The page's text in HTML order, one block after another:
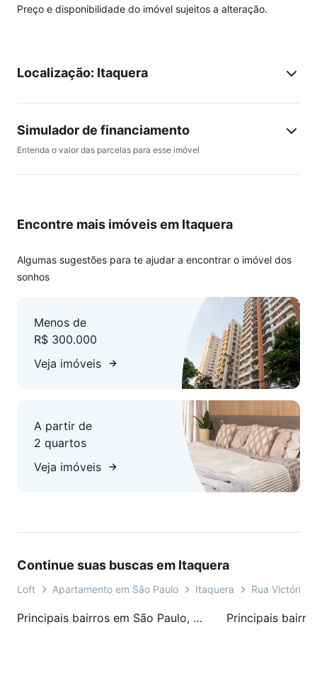
Preço e disponibilidade do imóvel sujeitos a alteração.
Localização: Itaquera
Simulador de financiamento
Entenda o valor das parcelas para esse imóvel
Encontre mais imóveis em Itaquera
Algumas sugestões para te ajudar a encontrar o imóvel dos
sonhos
Menos de
R$ 300.000
Veja imóveis
A partir de
2 quartos
Veja imóveis
Continue suas buscas em Itaquera
Loft Apartamento em São Paulo Itaquera Rua Victório
Principais bairros em São Paulo, SP